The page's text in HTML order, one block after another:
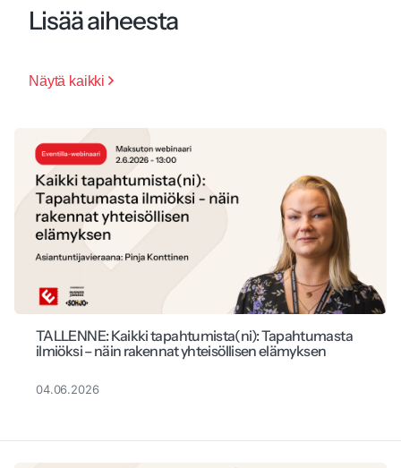
Lisää aiheesta
Näytä kaikki
TALLENNE: Kaikki tapahtumista(ni): Tapahtumasta
ilmiöksi – näin rakennat yhteisöllisen elämyksen
04.06.2026